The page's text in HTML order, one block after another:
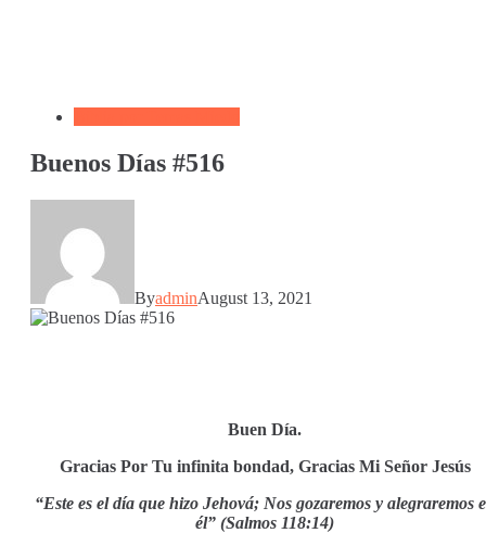
Buenos Días #516
ByadminAugust 13, 2021
Buen Día.
Gracias Por Tu infinita bondad, Gracias Mi Señor Jesús
“Este es el día que hizo Jehová; Nos gozaremos y alegraremos
él” (Salmos 118:14)